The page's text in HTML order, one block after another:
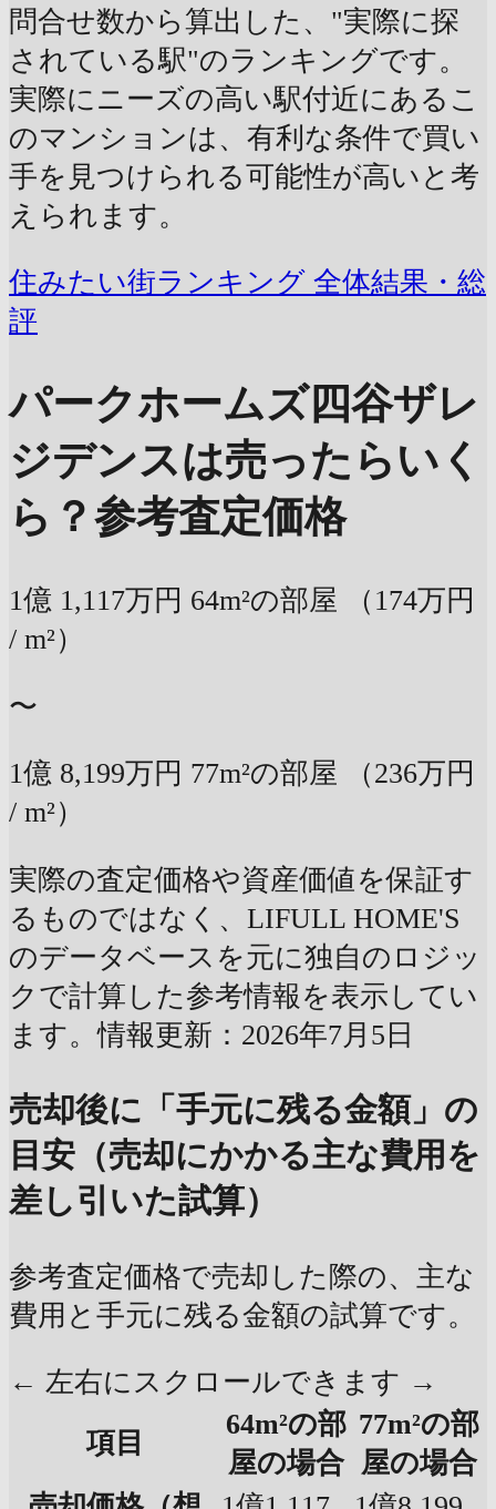
問合せ数から算出した、"実際に探
されている駅"のランキングです。
実際にニーズの高い駅付近にあるこ
のマンションは、有利な条件で買い
手を見つけられる可能性が高いと考
えられます。
住みたい街ランキング 全体結果・総
評
パークホームズ四谷ザレ
ジデンスは売ったらいく
ら？参考査定価格
1億 1,117万円 64m²の部屋
（174万円
/ m²）
〜
1億 8,199万円 77m²の部屋
（236万円
/ m²）
実際の査定価格や資産価値を保証す
るものではなく、LIFULL HOME'S
のデータベースを元に独自のロジッ
クで計算した参考情報を表示してい
ます。情報更新：2026年7月5日
売却後に「手元に残る金額」の
目安（売却にかかる主な費用を
差し引いた試算）
参考査定価格で売却した際の、主な
費用と手元に残る金額の試算です。
← 左右にスクロールできます →
項目
64m²の部
屋の場合
77m²の部
屋の場合